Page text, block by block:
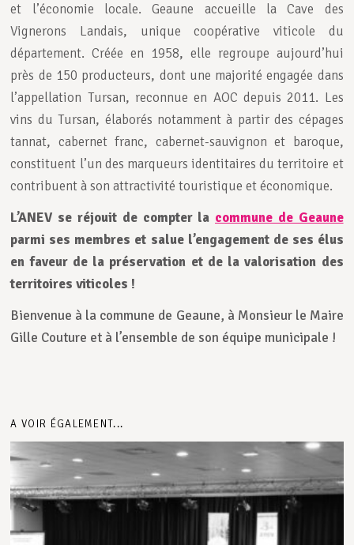
et l’économie locale. Geaune accueille la Cave des
Vignerons Landais, unique coopérative viticole du
département. Créée en 1958, elle regroupe aujourd’hui
près de 150 producteurs, dont une majorité engagée dans
l’appellation Tursan, reconnue en AOC depuis 2011. Les
vins du Tursan, élaborés notamment à partir des cépages
tannat, cabernet franc, cabernet-sauvignon et baroque,
constituent l’un des marqueurs identitaires du territoire et
contribuent à son attractivité touristique et économique.
L’ANEV se réjouit de compter la commune de Geaune
parmi ses membres et salue l’engagement de ses élus
en faveur de la préservation et de la valorisation des
territoires viticoles !
Bienvenue à la commune de Geaune, à Monsieur le Maire
Gille Couture et à l’ensemble de son équipe municipale !
A VOIR ÉGALEMENT...